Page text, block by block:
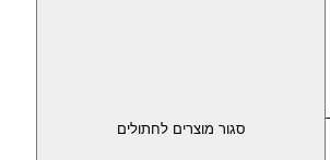
סגור מוצרים לחתולים